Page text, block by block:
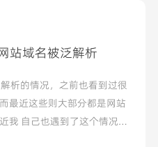
站域名被泛解析
析的情况，之前也看到过很
最近这些则大部分都是网站
我 自己也遇到了这个情况，
结果因为DNSPod账号出现